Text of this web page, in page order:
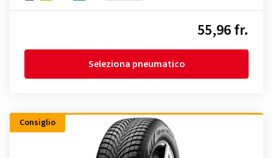
55,96 fr.
Seleziona pneumatico
Consiglio